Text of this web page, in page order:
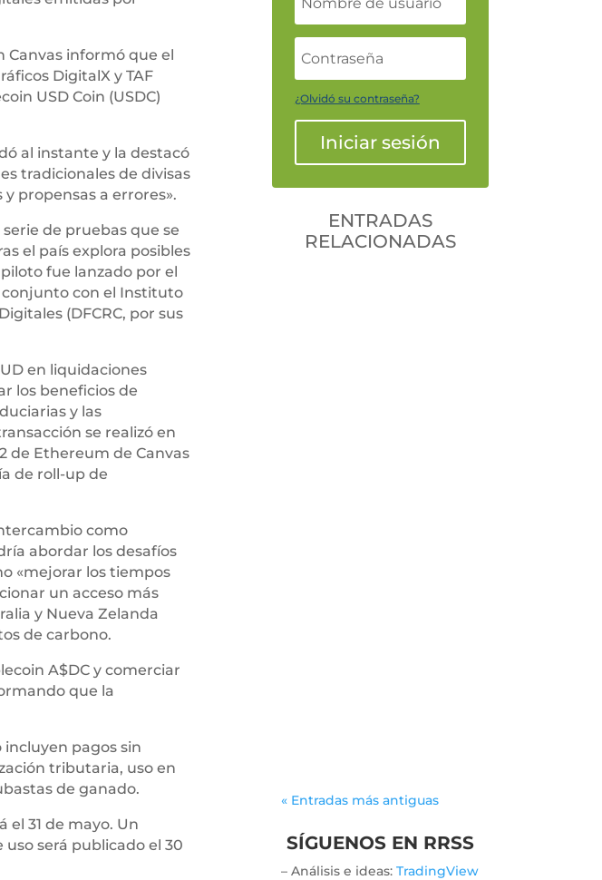
informó que el
DigitalX y TAF
USD Coin (USDC)
al instante y la destacó
tradicionales de divisas
propensas a errores».
de pruebas que se
el país explora posibles
fue lanzado por el
conjunto con el Instituto
(DFCRC, por sus
en liquidaciones
los beneficios de
y las
se realizó en
de Ethereum de Canvas
de roll-up de
como
abordar los desafíos
«mejorar los tiempos
un acceso más
y Nueva Zelanda
de carbono.
A$DC y comerciar
que la
incluyen pagos sin
tributaria, uso en
de ganado.
el 31 de mayo. Un
será publicado el 30
¿Olvidó su contraseña?
Iniciar sesión
ENTRADAS
RELACIONADAS
« Entradas más antiguas
SÍGUENOS EN RRSS
– Análisis e ideas:TradingView